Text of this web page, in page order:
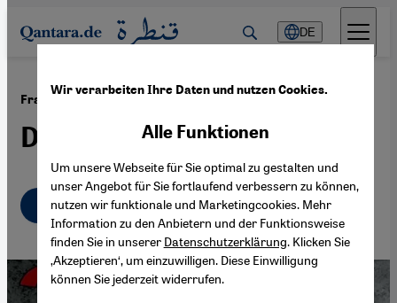
Direkt zum Inhalt springen
DE
Frauenrechte in der arabischen Welt 19.05.2017
Den Täter ins Haus geholt
Deutsch English عربي
Wir verarbeiten Ihre Daten und nutzen Cookies.
Alle Funktionen
Um unsere Webseite für Sie optimal zu gestalten und
unser Angebot für Sie fortlaufend verbessern zu können,
nutzen wir funktionale und Marketingcookies. Mehr
Information zu den Anbietern und der Funktionsweise
finden Sie in unserer Datenschutzerklärung. Klicken Sie
‚Akzeptieren‘, um einzuwilligen. Diese Einwilligung
können Sie jederzeit widerrufen.